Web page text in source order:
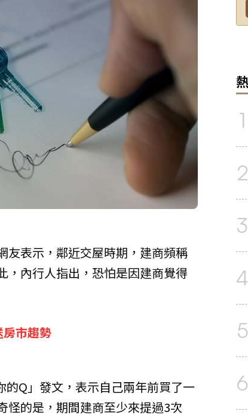
友表示，鄰近交屋時期，建商頻稱
，內行人指出，恐怕是因建商覺得
市趨勢
Q」發文，表示自己兩年前買了一
怪的是，期間建商至少來提過3次
1
2
3
4
5
6